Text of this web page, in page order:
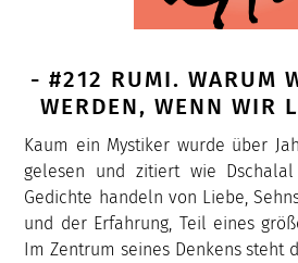
- #212 RUMI. WARUM
WERDEN, WENN WIR
Kaum ein Mystiker wurde über
gelesen und zitiert wie
Gedichte handeln von Liebe,
und der Erfahrung, Teil eines
Im Zentrum seines Denkens steht